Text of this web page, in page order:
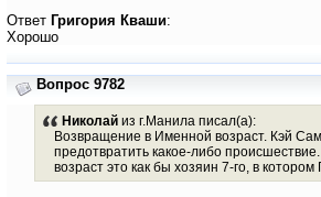
Ответ Григория Кваши:
Хорошо
Вопрос 9782
Николайиз г.Манила писал(а):
Возвращение в Именной возраст. Кэй
предотвратить какое-либо
возраст это как бы хозяин 7-го, в